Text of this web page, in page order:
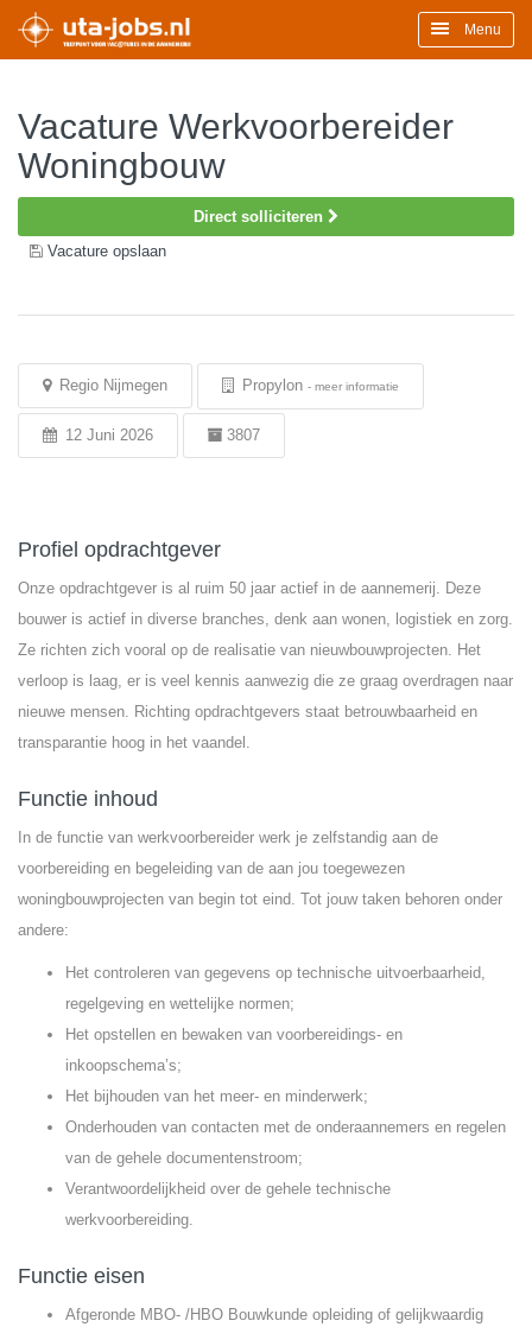
Menu
Vacature Werkvoorbereider
Woningbouw
Direct solliciteren
Vacature opslaan
Regio Nijmegen Propylon - meer informatie
12 Juni 2026 3807
Profiel opdrachtgever
Onze opdrachtgever is al ruim 50 jaar actief in de aannemerij. Deze
bouwer is actief in diverse branches, denk aan wonen, logistiek en zorg.
Ze richten zich vooral op de realisatie van nieuwbouwprojecten. Het
verloop is laag, er is veel kennis aanwezig die ze graag overdragen naar
nieuwe mensen. Richting opdrachtgevers staat betrouwbaarheid en
transparantie hoog in het vaandel.
Functie inhoud
In de functie van werkvoorbereider werk je zelfstandig aan de
voorbereiding en begeleiding van de aan jou toegewezen
woningbouwprojecten van begin tot eind. Tot jouw taken behoren onder
andere:
Het controleren van gegevens op technische uitvoerbaarheid,
regelgeving en wettelijke normen;
Het opstellen en bewaken van voorbereidings- en
inkoopschema’s;
Het bijhouden van het meer- en minderwerk;
Onderhouden van contacten met de onderaannemers en regelen
van de gehele documentenstroom;
Verantwoordelijkheid over de gehele technische
werkvoorbereiding.
Functie eisen
Afgeronde MBO- /HBO Bouwkunde opleiding of gelijkwaardig